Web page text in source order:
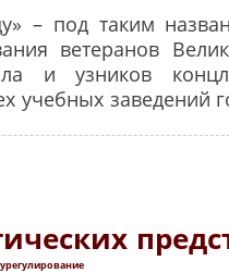
– под таким
ветеранов
и узников
учебных заведений